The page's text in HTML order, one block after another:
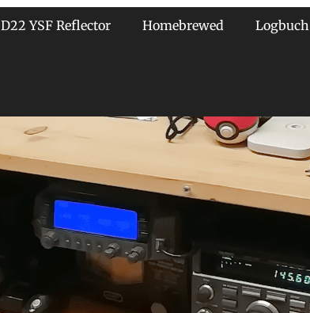
D22 YSF Reflector Homebrewed Logbuch